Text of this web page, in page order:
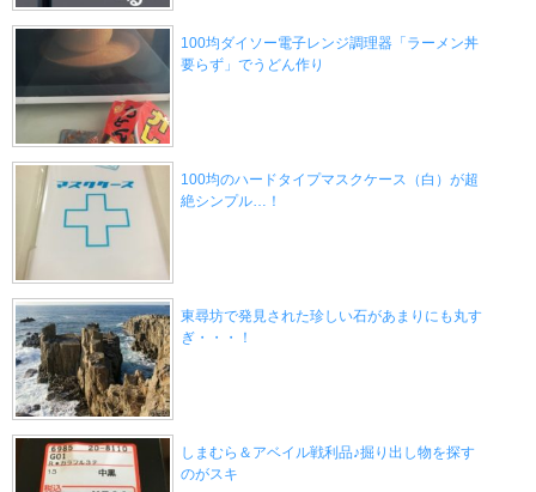
100均ダイソー電子レンジ調理器「ラーメン丼
要らず」でうどん作り
100均のハードタイプマスクケース（白）が超
絶シンプル…！
東尋坊で発見された珍しい石があまりにも丸す
ぎ・・・！
しまむら＆アベイル戦利品♪掘り出し物を探す
のがスキ